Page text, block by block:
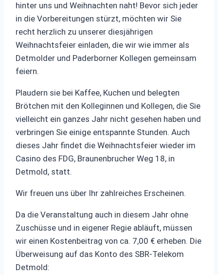
hinter uns und Weihnachten naht! Bevor sich jeder
in die Vorbereitungen stürzt, möchten wir Sie
recht herzlich zu unserer diesjährigen
Weihnachtsfeier einladen, die wir wie immer als
Detmolder und Paderborner Kollegen gemeinsam
feiern.
Plaudern sie bei Kaffee, Kuchen und belegten
Brötchen mit den Kolleginnen und Kollegen, die Sie
vielleicht ein ganzes Jahr nicht gesehen haben und
verbringen Sie einige entspannte Stunden. Auch
dieses Jahr findet die Weihnachtsfeier wieder im
Casino des FDG, Braunenbrucher Weg 18, in
Detmold, statt.
Wir freuen uns über Ihr zahlreiches Erscheinen.
Da die Veranstaltung auch in diesem Jahr ohne
Zuschüsse und in eigener Regie abläuft, müssen
wir einen Kostenbeitrag von ca. 7,00 € erheben. Die
Überweisung auf das Konto des SBR-Telekom
Detmold: